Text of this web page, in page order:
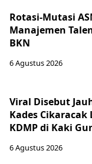
Rotasi-Mutasi
Manajemen
BKN
6 Agustus 2026
Viral Disebut
Kades
KDMP di Kaki
6 Agustus 2026